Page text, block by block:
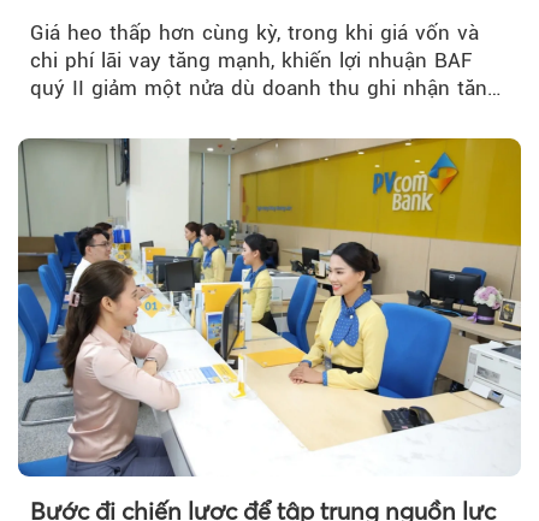
Giá heo thấp hơn cùng kỳ, trong khi giá vốn và
chi phí lãi vay tăng mạnh, khiến lợi nhuận BAF
quý II giảm một nửa dù doanh thu ghi nhận tăng
Bước đi chiến lược để tập trung nguồn lực